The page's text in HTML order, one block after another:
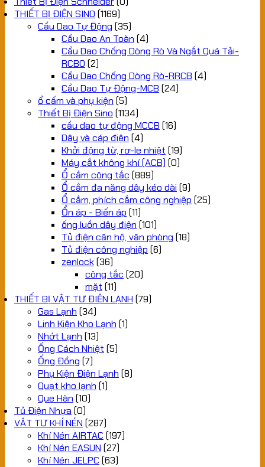
THIẾT BỊ ĐIỆN SINO (1169)
Cầu Dao Tự Động (35)
Cầu Dao An Toàn (4)
Cầu Dao Chống Dòng Rò Và Ngắt Quá Tải-
RCBO (2)
Cầu Dao Chống Dòng Rò-RRCB (4)
Cầu Dao Tự Động-MCB (24)
ổ cấm và phụ kiện (5)
Thiết Bị Điện Sino (1134)
cầu dao tự động MCCB (16)
Dây và cáp điện (4)
Khởi động từ, rơ-le nhiệt (19)
Máy cắt không khí (ACB) (0)
Ổ cắm công tắc (889)
Ổ cắm đa năng dây kéo dài (9)
Ổ cắm, phích cắm công nghiệp (25)
Ổn áp - Biến áp (11)
ống luồn dây điện (101)
Tủ điện căn hộ, văn phòng (18)
Tủ điện công nghiệp (6)
zenlock(36)
công tắc (20)
mặt (11)
THIẾT BỊ VẬT TƯ ĐIỆN LẠNH (79)
Gas Lạnh (34)
Linh Kiện Kho Lạnh (1)
Nhớt Lạnh (13)
Ống Cách Nhiệt (5)
Ống Đồng (7)
Phụ Kiện Điện Lạnh (8)
Quạt kho lạnh (1)
Que Hàn (10)
Tủ Điện Nhựa (0)
VẬT TƯ KHÍ NÉN (287)
Khí Nén AIRTAC (197)
Khí Nén EASUN (27)
Khí Nén JELPC (63)